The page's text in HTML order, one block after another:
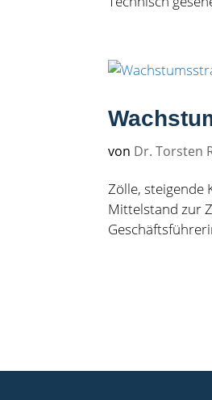
von Dr. Torsten
Zölle, steigende
Mittelstand zur